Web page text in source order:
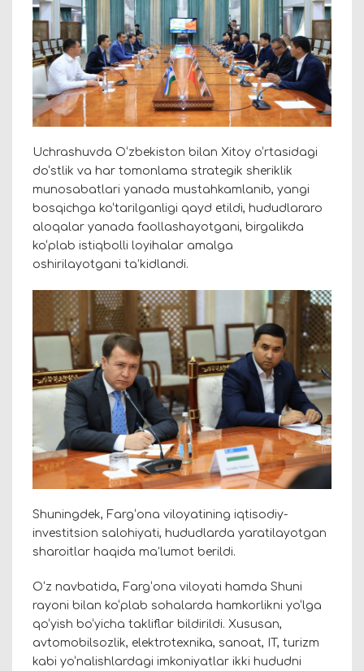
Uchrashuvda O‘zbekiston bilan Xitoy o‘rtasidagi
do‘stlik va har tomonlama strategik sheriklik
munosabatlari yanada mustahkamlanib, yangi
bosqichga ko‘tarilganligi qayd etildi, hududlararo
aloqalar yanada faollashayotgani, birgalikda
ko‘plab istiqbolli loyihalar amalga
oshirilayotgani ta’kidlandi.
Shuningdek, Farg‘ona viloyatining iqtisodiy-
investitsion salohiyati, hududlarda yaratilayotgan
sharoitlar haqida ma’lumot berildi.
O‘z navbatida, Farg‘ona viloyati hamda Shuni
rayoni bilan ko‘plab sohalarda hamkorlikni yo‘lga
qo‘yish bo‘yicha takliflar bildirildi. Xususan,
avtomobilsozlik, elektrotexnika, sanoat, IT, turizm
kabi yo‘nalishlardagi imkoniyatlar ikki hududni